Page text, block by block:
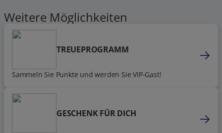
Weitere Möglichkeiten
TREUEPROGRAMM
Sammeln Sie Punkte und werden Sie VIP-Gast!
GESCHENK FÜR DICH